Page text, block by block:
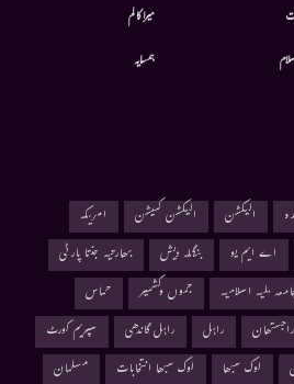
میرا کالم
ہمسایہ
الیکشن الیکشن کمیشن
امریکہ
اے ایم یو بنگلہ دیش
بھارتیہ جنتا پارٹی
ملیہ اسلامیہ جموں وکشمیر
حماس
راجستھان راہل راہل گاندھی
سپریم کورٹ
لوک سبھا لوک سبھا انتخابات مسلمان